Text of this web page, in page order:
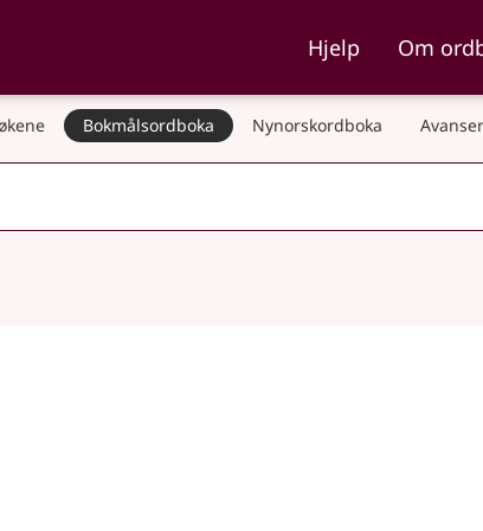
NynorskordbokaHjelp Om
Bokmålsordboka Nynorskordboka